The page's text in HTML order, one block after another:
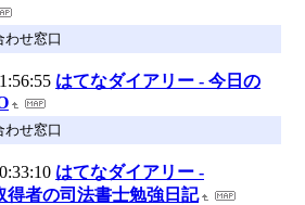
わせ窓口
はてなダイアリー - 今日の
わせ窓口
はてなダイアリー -
得者の司法書士勉強日記